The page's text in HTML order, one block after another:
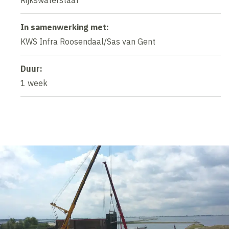
In samenwerking met:
KWS Infra Roosendaal/Sas van Gent
Duur:
1 week